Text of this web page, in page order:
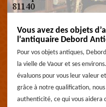
Vous avez des objets
l’antiquaire Debord
Pour vos objets antiques,
la vielle de Vaour et ses
évaluons pour vous leur valeur
grâce à notre qualification,
authenticité, ce qui vous aidera